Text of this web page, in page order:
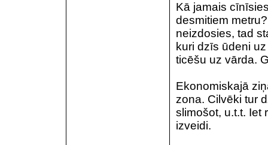
Kā jamais
desmitiem
neizdosies, tad
kuri dzīs ūdeni
ticēšu uz vārda.
Ekonomiskajā
zona. Cilvēki tur
slimošot, u.t.t. Iet
izveidi.